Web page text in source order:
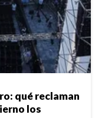
qué reclaman
los